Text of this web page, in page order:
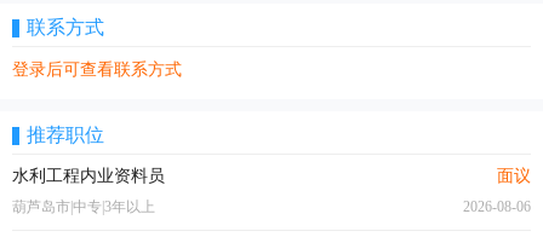
联系方式
登录后可查看联系方式
推荐职位
水利工程内业资料员 面议
葫芦岛市|中专|3年以上 2026-08-06